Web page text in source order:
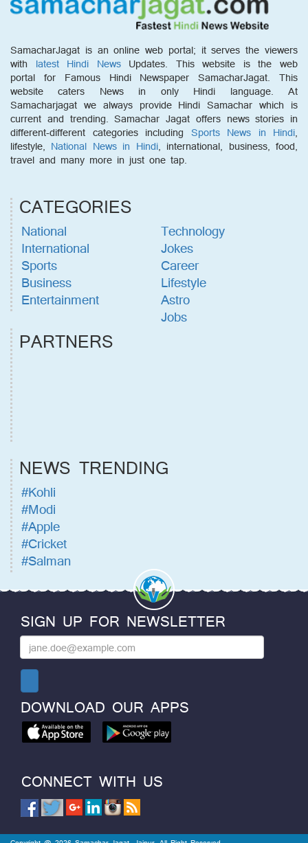
SamacharJagat is an online web portal; it serves the viewers
with latest Hindi NewsUpdates. This website is the web
portal for Famous Hindi Newspaper SamacharJagat. This
website caters News in only Hindi language. At
Samacharjagat we always provide Hindi Samachar which is
current and trending. Samachar Jagat offers news stories in
different-different categories including Sports News in Hindi,
lifestyle, National News in Hindi, international, business, food,
travel and many more in just one tap.
CATEGORIES
National
International
Sports
Business
Entertainment
Technology
Jokes
Career
Lifestyle
Astro
Jobs
PARTNERS
NEWS TRENDING
#Kohli
#Modi
#Apple
#Cricket
#Salman
SIGN UP FOR NEWSLETTER
DOWNLOAD OUR APPS
CONNECT WITH US